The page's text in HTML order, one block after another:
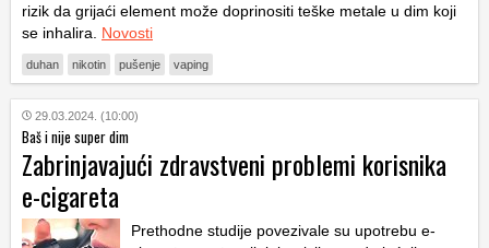
rizik da grijaći element može doprinositi teške metale u dim koji
se inhalira. Novosti
duhan nikotin pušenje vaping
29.03.2024. (10:00)
Baš i nije super dim
Zabrinjavajući zdravstveni problemi korisnika
e-cigareta
Prethodne studije povezivale su upotrebu e-